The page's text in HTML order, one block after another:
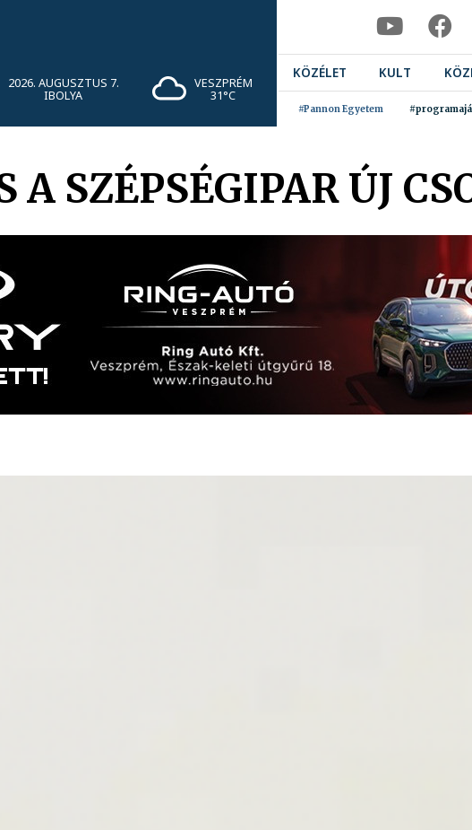
2026. AUGUSZTUS 7.
IBOLYA
VESZPRÉM
31°C
KÖZÉLET KULT
#Pannon Egyetem
SZÉPSÉGIPAR ÚJ